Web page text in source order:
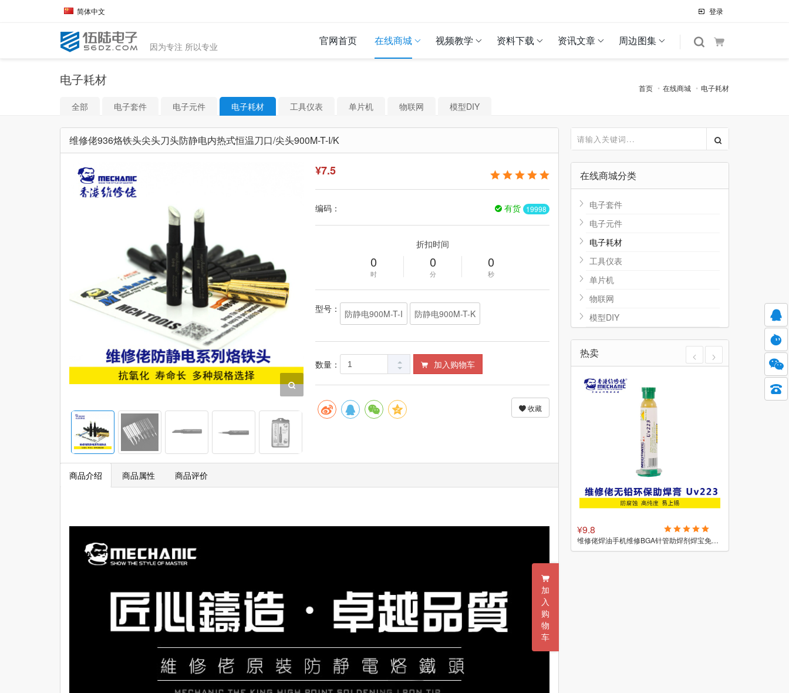
简体中文 登录
因为专注 所以专业 官网首页 在线商城 视频教学 资料下载 资讯文章 周边图集
电子耗材
首页 在线商城 电子耗材
全部 电子套件 电子元件 电子耗材 工具仪表 单片机 物联网 模型DIY
维修佬936烙铁头尖头刀头防静电内热式恒温刀口/尖头900M-T-I/K
¥7.5
编码： 有货 19998
折扣时间
0
时
0
分
0
秒
型号： 防静电900M-T-I 防静电900M-T-K
数量： 加入购物车
收藏
商品介绍 商品属性 商品评价
在线商城分类
电子套件
电子元件
电子耗材
工具仪表
单片机
物联网
模型DIY
热卖
¥11.2-18.9 ¥9.8
维修佬焊油手机维修BGA针管助焊剂焊宝免洗无铅环保助焊膏针筒
加
入
购
物
车